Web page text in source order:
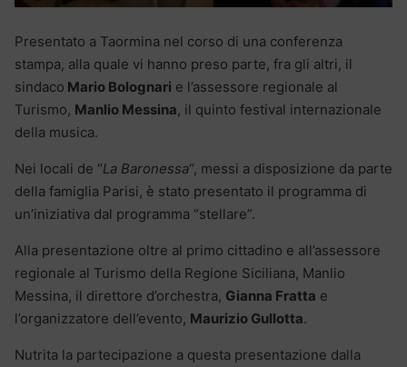
Presentato a Taormina nel corso di una conferenza
stampa, alla quale vi hanno preso parte, fra gli altri, il
sindaco Mario Bolognari e l’assessore regionale al
Turismo, Manlio Messina, il quinto festival internazionale
della musica.
Nei locali de “La Baronessa“, messi a disposizione da parte
della famiglia Parisi, è stato presentato il programma di
un’iniziativa dal programma “stellare”.
Alla presentazione oltre al primo cittadino e all’assessore
regionale al Turismo della Regione Siciliana, Manlio
Messina, il direttore d’orchestra, Gianna Fratta e
l’organizzatore dell’evento, Maurizio Gullotta.
Nutrita la partecipazione a questa presentazione dalla